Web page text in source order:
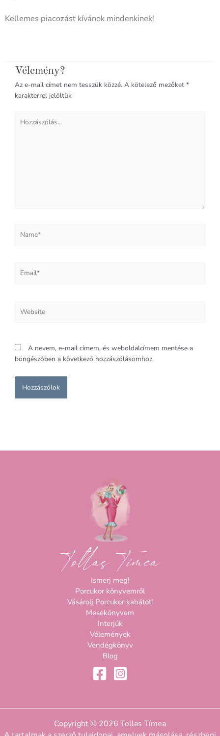
Kellemes piacozást kívánok mindenkinek!
Vélemény?
Az e-mail címet nem tesszük közzé. A kötelező mezőket *
karakterrel jelöltük
A nevem, e-mail címem, és weboldalcímem mentése a
böngészőben a következő hozzászólásomhoz.
Tollas Tímea
Ismerj meg!
Porcukor könyvemről
Vásárolj Porcukor kabátot!
Mesekönyvem
Interjúk
Vélemények
Vendégkönyv
Blog
Copyright © 2026 Tollas Tímea